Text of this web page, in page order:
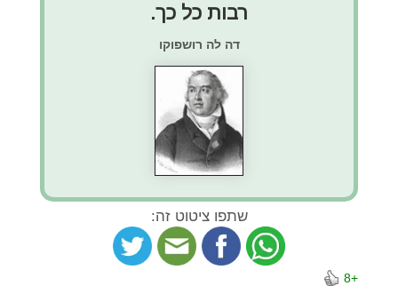
רבות כל כך.
דה לה רושפוקו
שתפו ציטוט זה:
+8